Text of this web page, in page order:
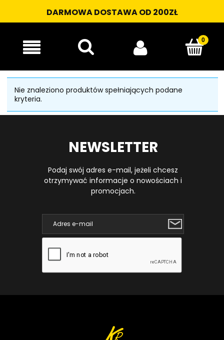
DARMOWA DOSTAWA OD 200ZŁ
Nie znaleziono produktów spełniających podane
kryteria.
NEWSLETTER
Podaj swój adres e-mail, jeżeli chcesz
otrzymywać informacje o nowościach i
promocjach.